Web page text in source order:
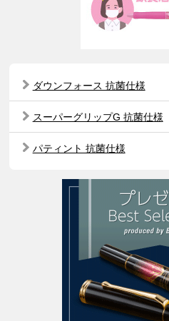
ダウンフォース 抗菌仕様
スーパーグリップG 抗菌仕様
パティント 抗菌仕様